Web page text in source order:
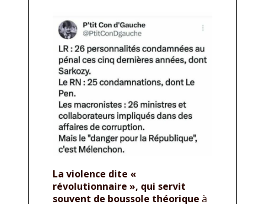
La violence dite «
révolutionnaire », qui servit
souvent de boussole théorique à